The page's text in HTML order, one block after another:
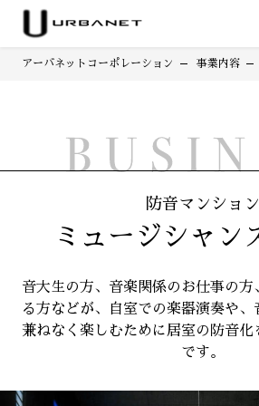
アーバネットコーポレーション 事業内容
防音マンション
ミュージシャン
音大生の方、音楽関係のお仕事の方
る方などが、
自室での楽器演奏や
兼ねなく楽しむために居室の防音化
です。